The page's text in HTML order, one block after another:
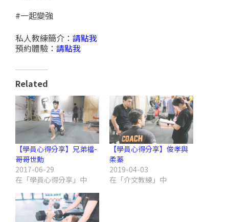
#一起變強
私人教練簡介： 請點我
預約體驗： 請點我
Related
【學員心得分享】兄弟檔-
哥哥世勳
2017-06-29
在「學員心得分享」中
【學員心得分享】俊孝與
柔蓁
2019-04-03
在「介文教練」中